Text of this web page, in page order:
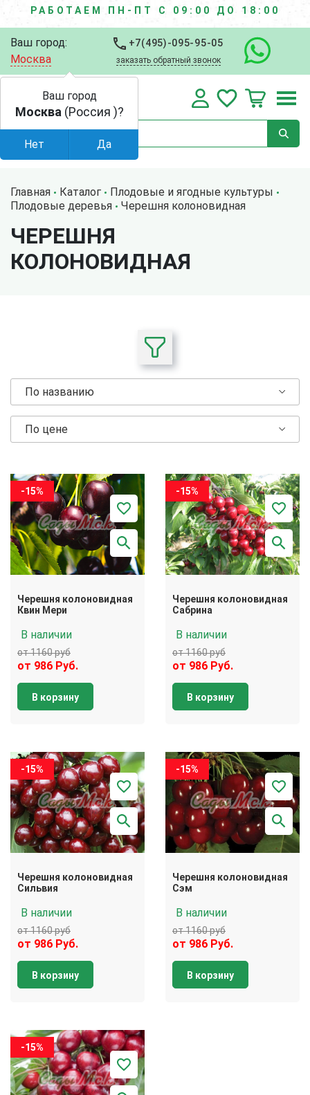
РАБОТАЕМ ПН-ПТ С 09:00 ДО 18:00
Ваш город:
Москва
+7(495)-095-95-05
заказать обратный звонок
Главная Каталог
Плодовые и ягодные культуры
Плодовые деревья
Черешня колоновидная
ЧЕРЕШНЯ
КОЛОНОВИДНАЯ
По названию
По цене
-15%
Черешня колоновидная
Квин Мери
В наличии
от 1160 руб
от 986 Руб.
В корзину
-15%
Черешня колоновидная
Сабрина
В наличии
от 1160 руб
от 986 Руб.
В корзину
-15%
Черешня колоновидная
Сильвия
В наличии
от 1160 руб
от 986 Руб.
В корзину
-15%
Черешня колоновидная
Сэм
В наличии
от 1160 руб
от 986 Руб.
В корзину
-15%
Ваш город
Москва (Россия )?
Нет Да